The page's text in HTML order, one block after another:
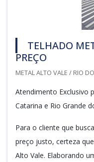
TELHADO
PREÇO
METAL ALTO VALE / RIO
Atendimento Exclusivo
Catarina e Rio Grande
Para o cliente que
preço justo, certeza
Alto Vale. Elaborando